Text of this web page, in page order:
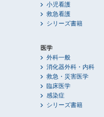
小児看護
救急看護
シリーズ書籍
医学
外科一般
消化器外科・内科
救急・災害医学
臨床医学
感染症
シリーズ書籍